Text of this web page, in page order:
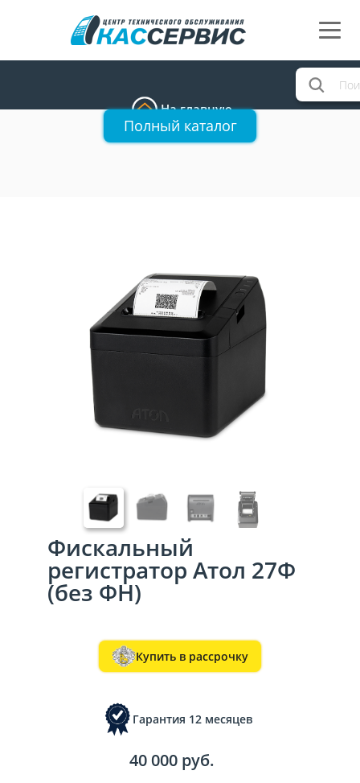
На главную
Полный каталог
Фискальный
регистратор Атол 27Ф
(без ФН)
40 000 руб.
Купить в рассрочку
Гарантия 12 месяцев